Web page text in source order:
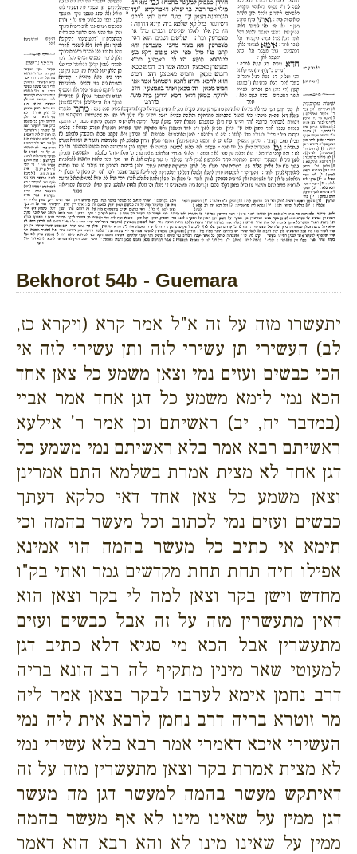
Bekhorot 54b - Guemara
יתעשרו מזה על זה א"ל אמר קרא (ויקרא כז,
לב) העשירי תן עשירי לזה ותן עשירי לזה אי
הכי כבשים ועזים נמי וצאן משמע כל צאן אחד
הכא נמי לימא משמע כל דגן אחד אמר אביי
(במדבר יח, יב) ראשיתם וכן אמר ר' אילעא
ראשיתם רבא אמר בלא ראשיתם נמי משמע כל
דגן אחד לא מצית אמרת בשלמא התם אמרינן
וצאן משמע כל צאן אחד דאי סלקא דעתך
כבשים ועזים נמי לכתוב וכל מעשר בהמה וכי
תימא אי כתיב כל מעשר בהמה הוי אמינא
אפילו חיה תחת תחת מקדשים גמר ואתי בק"ו
מחדש וישן בקר וצאן למה לי בקר וצאן הוא
דאין מתעשרין מזה על זה אבל כבשים ועזים
מתעשרין אבל הכא מי סגיא דלא כתיב דגן
למעוטי שאר מינין מתקיף לה רב הונא בריה
דרב נחמן אימא לערבו לבקר בצאן אמר ליה
מר זוטרא בריה דרב נחמן לרבא אית ליה נמי
העשירי איכא דאמרי אמר רבא בלא עשירי נמי
לא מצית אמרת בקר וצאן מתעשרין מזה על זה
דאיתקש מעשר בהמה למעשר דגן מה מעשר
דגן ממין על שאינו מינו לא אף מעשר בהמה
ממין על שאינו מינו לא והא רבא הוא דאמר